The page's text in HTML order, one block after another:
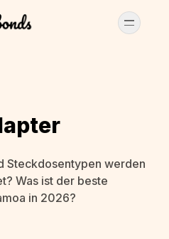
Steckdosentypen werden
Was ist der beste
in 2026?